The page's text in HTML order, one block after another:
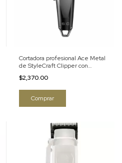
Cortadora profesional Ace Metal
de StyleCraft Clipper con
pantalla digital
$2,370.00